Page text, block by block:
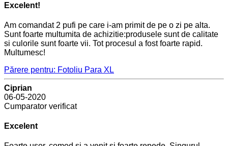
Excelent!
Am comandat 2 pufi pe care i-am primit de pe o zi pe alta.
Sunt foarte multumita de achizitie:produsele sunt de calitate
si culorile sunt foarte vii. Tot procesul a fost foarte rapid.
Multumesc!
Părere pentru: Fotoliu Para XL
Ciprian
06-05-2020
Cumparator verificat
Excelent